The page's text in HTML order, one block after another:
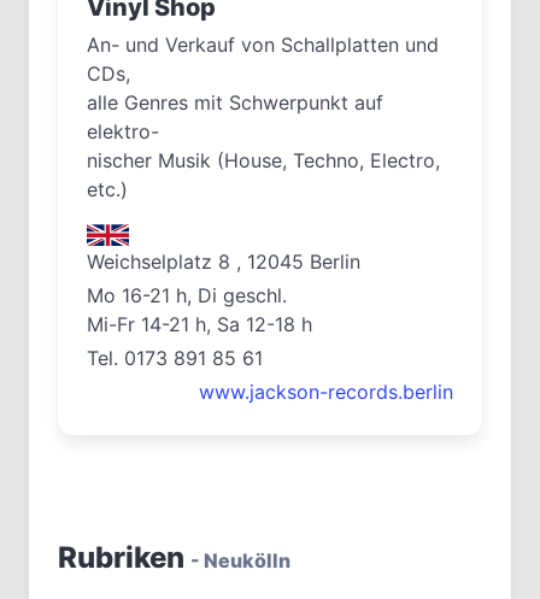
Rubriken - Neukölln
Vinyl Shop
An- und Verkauf von Schallplatten und
CDs,
alle Genres mit Schwerpunkt auf
elektro-
nischer Musik (House, Techno, Electro,
etc.)
Weichselplatz 8 , 12045 Berlin
Mo 16-21 h, Di geschl.
Mi-Fr 14-21 h, Sa 12-18 h
Tel. 0173 891 85 61
www.jackson-records.berlin